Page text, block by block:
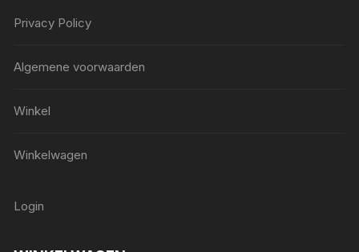
Privacy Policy
Algemene voorwaarden
Winkel
Winkelwagen
Login